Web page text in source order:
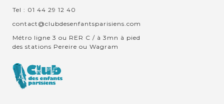
Tel : 01 44 29 12 40
contact@clubdesenfantsparisiens.com
Métro ligne 3 ou RER C / à 3mn à pied
des stations Pereire ou Wagram